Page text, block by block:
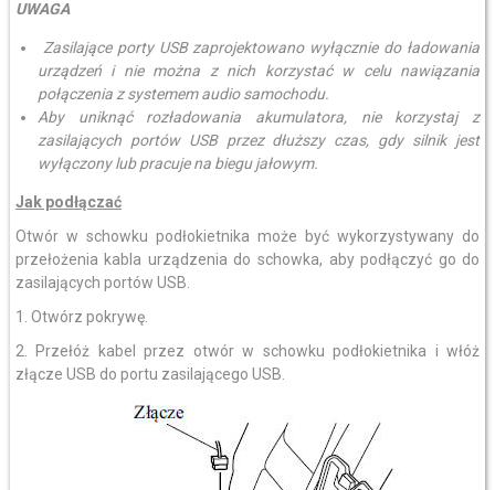
UWAGA
Zasilające porty USB zaprojektowano wyłącznie do ładowania
urządzeń i nie można z nich korzystać w celu nawiązania
połączenia z systemem audio samochodu.
Aby uniknąć rozładowania akumulatora, nie korzystaj z
zasilających portów USB przez dłuższy czas, gdy silnik jest
wyłączony lub pracuje na biegu jałowym.
Jak podłączać
Otwór w schowku podłokietnika może być wykorzystywany do
przełożenia kabla urządzenia do schowka, aby podłączyć go do
zasilających portów USB.
1. Otwórz pokrywę.
2. Przełóż kabel przez otwór w schowku podłokietnika i włóż
złącze USB do portu zasilającego USB.